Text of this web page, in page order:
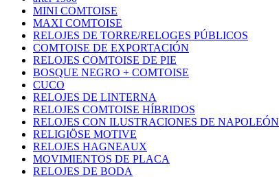
MINI COMTOISE
MAXI COMTOISE
RELOJES DE TORRE/RELOGES PÚBLICOS
COMTOISE DE EXPORTACIÓN
RELOJES COMTOISE DE PIE
BOSQUE NEGRO + COMTOISE
CUCO
RELOJES DE LINTERNA
RELOJES COMTOISE HÍBRIDOS
RELOJES CON ILUSTRACIONES DE NAPOLEÓN
RELIGIÖSE MOTIVE
RELOJES HAGNEAUX
MOVIMIENTOS DE PLACA
RELOJES DE BODA